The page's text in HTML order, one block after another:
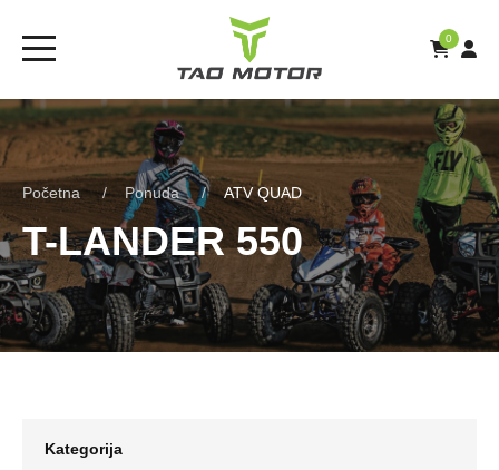
0
Početna Ponuda ATV QUAD
T-LANDER 550
Kategorija